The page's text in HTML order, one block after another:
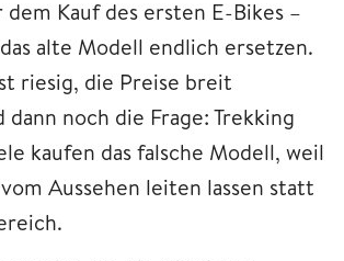
Kauf des ersten E-Bikes –
alte Modell endlich ersetzen.
riesig, die Preise breit
noch die Frage: Trekking
kaufen das falsche Modell, weil
Aussehen leiten lassen statt